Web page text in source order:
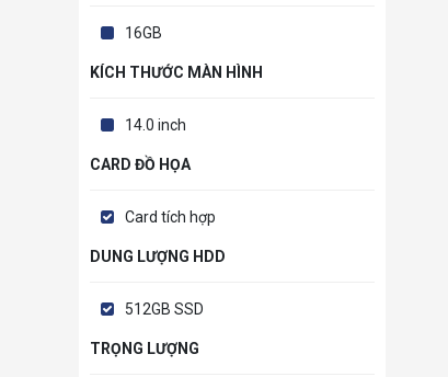
16GB
KÍCH THƯỚC MÀN HÌNH
14.0 inch
CARD ĐỒ HỌA
Card tích hợp
DUNG LƯỢNG HDD
512GB SSD
TRỌNG LƯỢNG